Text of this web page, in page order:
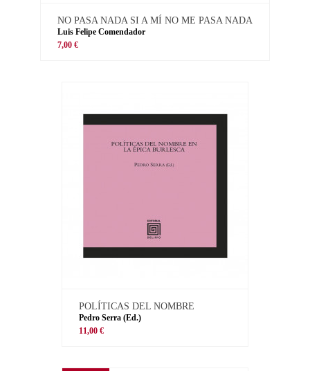
NO PASA NADA SI A MÍ NO ME PASA NADA
Luis Felipe Comendador
7,00 €
POLÍTICAS DEL NOMBRE
Pedro Serra (Ed.)
11,00 €